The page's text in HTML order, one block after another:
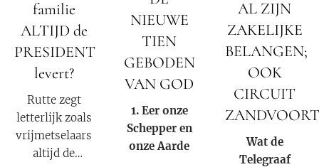
AL ZIJN
ZAKELIJKE
BELANGEN;
OOK
CIRCUIT
ZANDVOORT
Wat de
Telegraaf
familie
ALTIJD de
PRESIDENT
levert?
Rutte zegt
letterlijk zoals
vrijmetselaars
altijd de
Katholieke
kerk binnen
onze huidige
samenleving.
NIEUWE
TIEN
GEBODEN
VAN GOD
1. Eer onze
Schepper en
onzeAarde